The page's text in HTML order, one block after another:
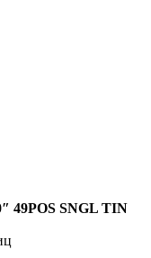
49POS SNGL TIN